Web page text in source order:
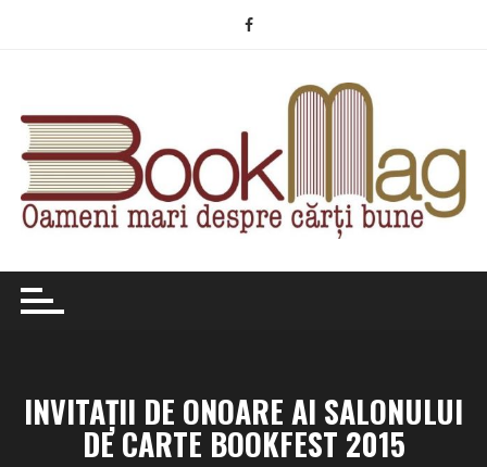
INVITAȚII DE ONOARE AI SALONULUI
DE CARTE BOOKFEST 2015